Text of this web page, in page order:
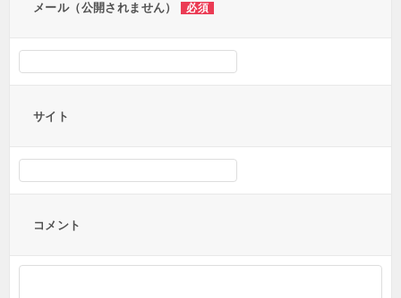
メール（公開されません） 必須
サイト
コメント